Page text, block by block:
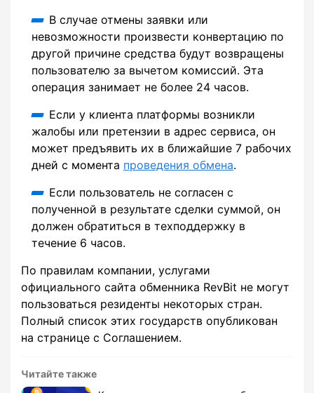
В случае отмены заявки или
невозможности произвести конвертацию по
другой причине средства будут возвращены
пользователю за вычетом комиссий. Эта
операция занимает не более 24 часов.
Если у клиента платформы возникли
жалобы или претензии в адрес сервиса, он
может предъявить их в ближайшие 7 рабочих
дней с момента проведения обмена.
Если пользователь не согласен с
полученной в результате сделки суммой, он
должен обратиться в техподдержку в
течение 6 часов.
По правилам компании, услугами
официального сайта обменника RevBit не могут
пользоваться резиденты некоторых стран.
Полный список этих государств опубликован
на странице с Соглашением.
Читайте также